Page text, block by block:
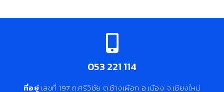
053 221 114
ที่อยู่ เลขที่ 197 ถ.ศรีวิชัย ต.ช้างเผือก อ.เมือง จ.เชียงใหม่